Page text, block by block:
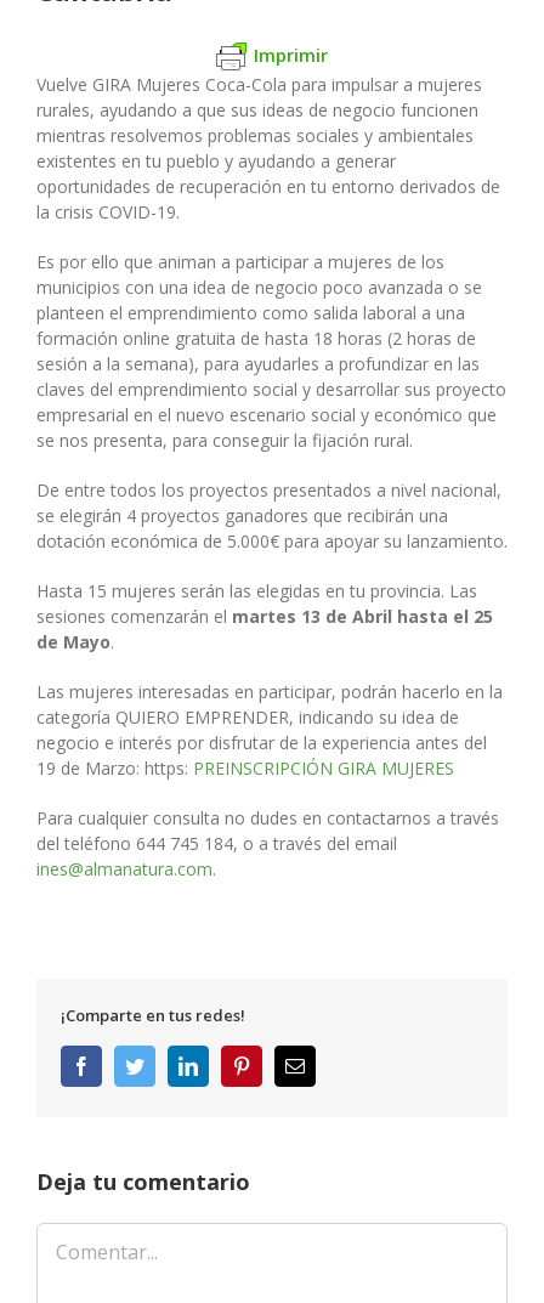
Imprimir
Vuelve GIRA Mujeres Coca-Cola para impulsar a mujeres
rurales, ayudando a que sus ideas de negocio funcionen
mientras resolvemos problemas sociales y ambientales
existentes en tu pueblo y ayudando a generar
oportunidades de recuperación en tu entorno derivados de
la crisis COVID-19.
Es por ello que animan a participar a mujeres de los
municipios con una idea de negocio poco avanzada o se
planteen el emprendimiento como salida laboral a una
formación online gratuita de hasta 18 horas (2 horas de
sesión a la semana), para ayudarles a profundizar en las
claves del emprendimiento social y desarrollar sus proyecto
empresarial en el nuevo escenario social y económico que
se nos presenta, para conseguir la fijación rural.
De entre todos los proyectos presentados a nivel nacional,
se elegirán 4 proyectos ganadores que recibirán una
dotación económica de 5.000€ para apoyar su lanzamiento.
Hasta 15 mujeres serán las elegidas en tu provincia. Las
sesiones comenzarán el martes 13 de Abril hasta el 25
de Mayo.
Las mujeres interesadas en participar, podrán hacerlo en la
categoría QUIERO EMPRENDER, indicando su idea de
negocio e interés por disfrutar de la experiencia antes del
19 de Marzo: https: PREINSCRIPCIÓN GIRA MUJERES
Para cualquier consulta no dudes en contactarnos a través
del teléfono 644 745 184, o a través del email
ines@almanatura.com.
¡Comparte en tus redes!
FacebookTwitterLinkedInPinterestCorreo
electrónico
Deja tu comentario
Comentar